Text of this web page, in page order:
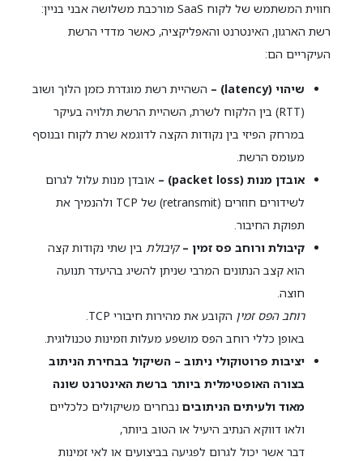
חווית המשתמש של לקוח SaaS מורכבת משלושה אבני בניין:
רשת הארגון, האינטרנט והאפליקציה, כאשר מדדי הרשת
העיקריים הם:
שיהוי (latency) –
השהיית רשת מוגדרת כזמן הלוך ושוב
(RTT) בין הלקוח לשרת, השהיית הרשת תלויה בעיקר
במרחק הפיזי בין נקודות הקצה לדוגמא שרת לקוח ובנוסף
מעומס הרשת.
אובדן מנות (packet loss) –
אובדן מנות עלול לגרום
לשידורים חוזרים (retransmit) של TCP ולהנמיך את
תפוקת החיבור.
קיבולת ורוחב פס זמין –קיבולת בין שתי נקודות קצה
הוא קצב הנתונים המרבי שניתן להשיג בהיעדר תנועה
חוצה.
רוחב הפס זמין הקובע את מהירות חיבורי TCP.
באופן כללי רוחב הפס מושפע מעלות וזמינות טכנולוגית.
יציבות פרוטוקולי ניתוב – השיקול בבחירת הניתוב
בצורה האופטימלית ביותר ברשת האינטרנט שונה
מאוד ולעיתים הניתובים נבחרים משיקולים כלכליים
ולאו דווקא הנתיב היעיל או הטוב ביותר,
דבר אשר יכול לגרום לפגיעה בביצועים או לאי זמינות